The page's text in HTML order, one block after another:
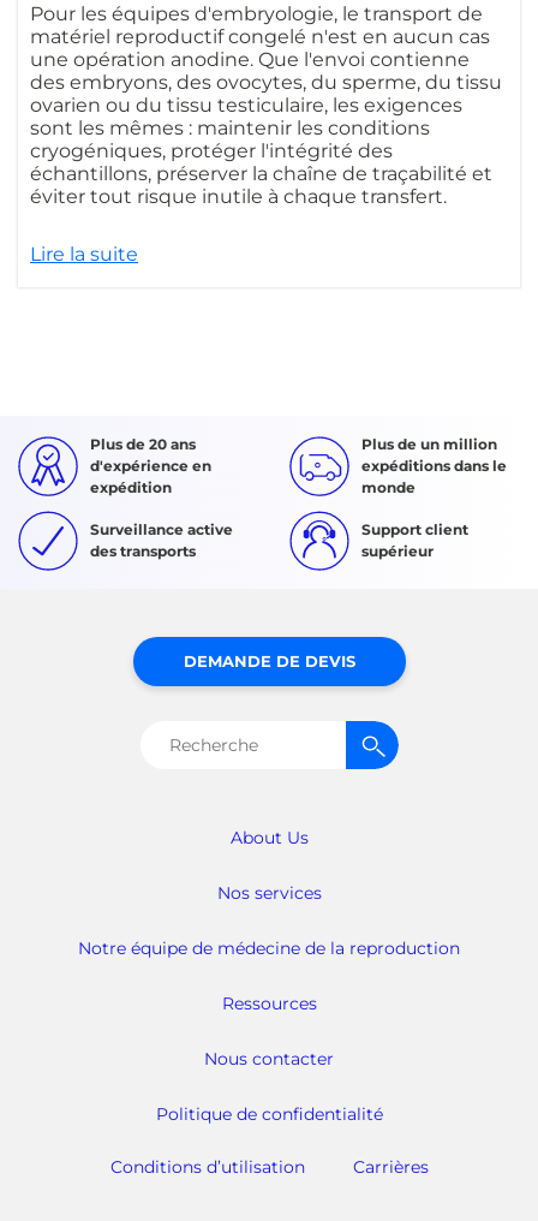
Pour les équipes d'embryologie, le transport de
matériel reproductif congelé n'est en aucun cas
une opération anodine. Que l'envoi contienne
des embryons, des ovocytes, du sperme, du tissu
ovarien ou du tissu testiculaire, les exigences
sont les mêmes : maintenir les conditions
cryogéniques, protéger l'intégrité des
échantillons, préserver la chaîne de traçabilité et
éviter tout risque inutile à chaque transfert.
Lire la suite
Plus de 20 ans
d'expérience en
expédition
Plus de un million
expéditions dans le
monde
Surveillance active
des transports
Support client
supérieur
About Us
Nos services
Notre équipe de médecine de la reproduction
Ressources
Nous contacter
Politique de confidentialité
Conditions d’utilisation Carrières
DEMANDE DE DEVIS
Rechercher :